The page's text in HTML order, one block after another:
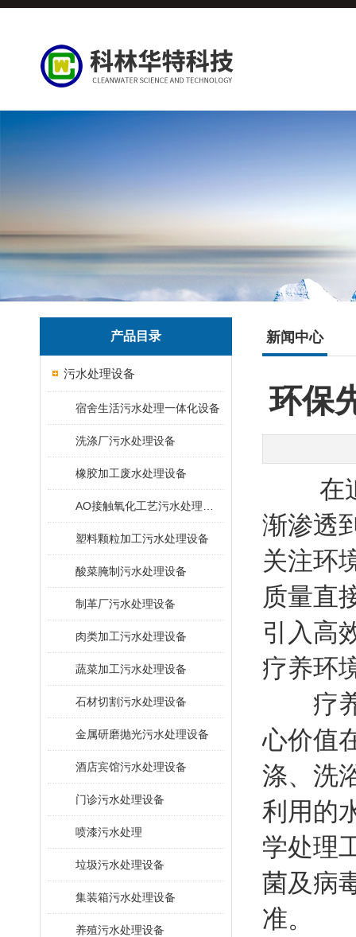
产品目录
污水处理设备
宿舍生活污水处理一体化设备
洗涤厂污水处理设备
橡胶加工废水处理设备
塑料颗粒加工污水处理设备
酸菜腌制污水处理设备
制革厂污水处理设备
肉类加工污水处理设备
蔬菜加工污水处理设备
石材切割污水处理设备
金属研磨抛光污水处理设备
酒店宾馆污水处理设备
门诊污水处理设备
喷漆污水处理
垃圾污水处理设备
集装箱污水处理设备
养殖污水处理设备
新闻中心
环保
在追
渐渗透
关注环
质量直
引入高
疗养环
疗养
心价值
涤、洗
利用的
学处理
菌及病
准。